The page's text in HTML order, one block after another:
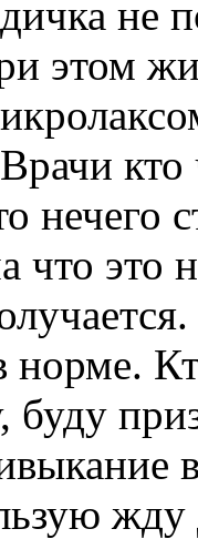
не
этом
кто
нечего
что это
норме.
буду